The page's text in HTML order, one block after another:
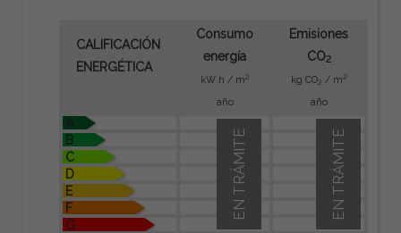
CALIFICACIÓN
ENERGÉTICA
Consumo
energía
kW h / m2
año
Emisiones
CO2
kg CO2 / m2
año
A
B
C
D
E
F
G
EN TRÁMITE
EN TRÁMITE